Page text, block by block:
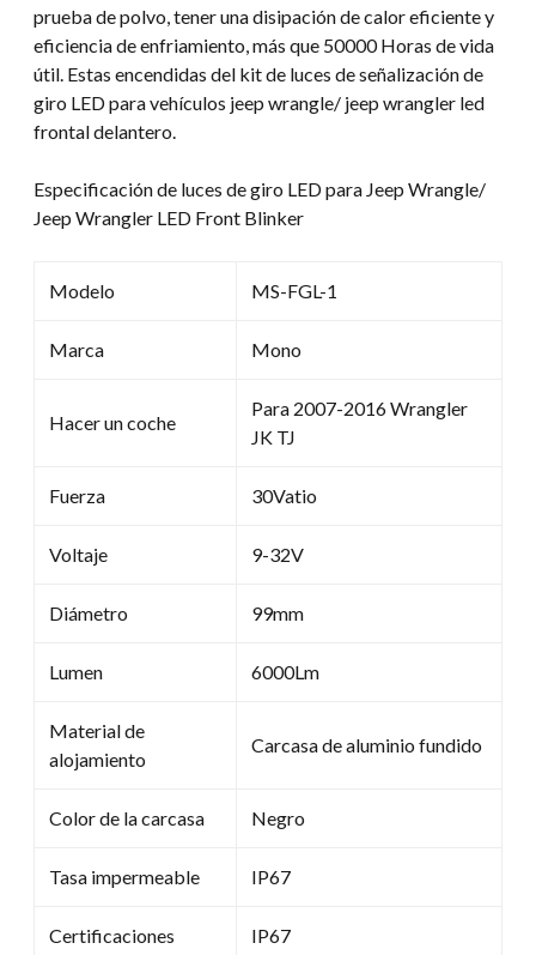
prueba de polvo, tener una disipación de calor eficiente y
eficiencia de enfriamiento, más que 50000 Horas de vida
útil. Estas encendidas del kit de luces de señalización de
giro LED para vehículos jeep wrangle/ jeep wrangler led
frontal delantero.
Especificación de luces de giro LED para Jeep Wrangle/
Jeep Wrangler LED Front Blinker
Modelo MS-FGL-1
Marca Mono
Hacer un coche
Para 2007-2016 Wrangler
JK TJ
Fuerza 30Vatio
Voltaje 9-32V
Diámetro 99mm
Lumen 6000Lm
Material de
alojamiento
Carcasa de aluminio fundido
Color de la carcasa Negro
Tasa impermeable IP67
Certificaciones IP67